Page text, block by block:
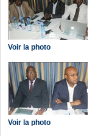
Voir la photo
Voir la photo